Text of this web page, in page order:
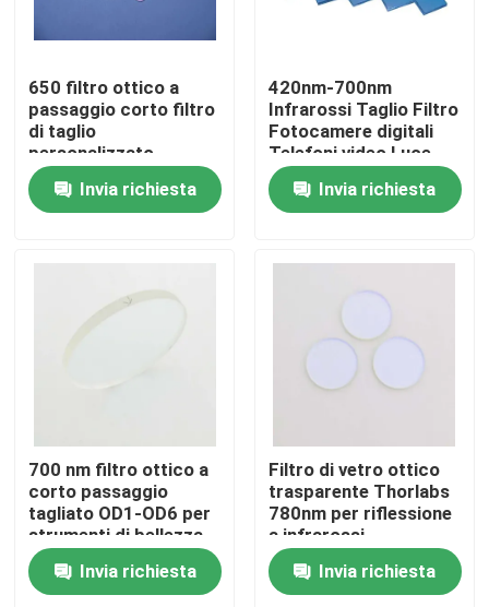
Casa
Prodotti
Video
Contattaci
Richiedere un preventivo
650 filtro ottico a
passaggio corto filtro
di taglio
personalizzato
Invia richiesta
420nm-700nm
Infrarossi Taglio Filtro
Fotocamere digitali
Telefoni video Luce
visibile
Invia richiesta
700 nm filtro ottico a
corto passaggio
tagliato OD1-OD6 per
strumenti di bellezza
Invia richiesta
Filtro di vetro ottico
trasparente Thorlabs
780nm per riflessione
a infrarossi
Invia richiesta